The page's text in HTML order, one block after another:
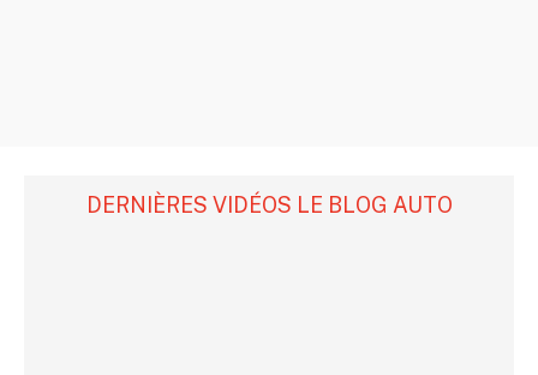
DERNIÈRES VIDÉOS LE BLOG AUTO